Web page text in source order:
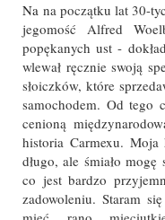
Na na początku lat 30-
jegomośćAlfred
popękanych ust -
wlewał ręcznie swoją
słoiczków, które
samochodem. Od tego
cenioną
historia Carmexu.
długo, ale śmiało
co jest bardzo
zadowoleniu. Staram